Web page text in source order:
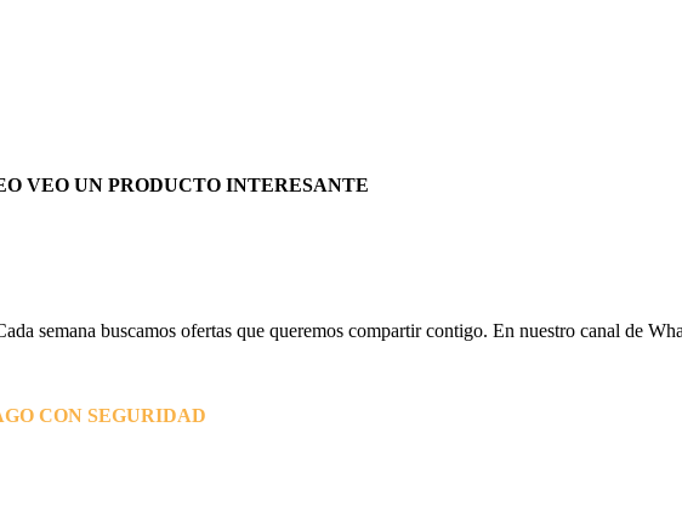
VEO UN PRODUCTO INTERESANTE
semana buscamos ofertas que queremos compartir contigo. En nuestro canal de
CON SEGURIDAD